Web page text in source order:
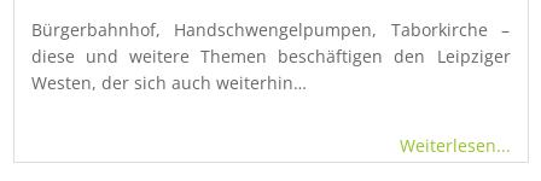
Bürgerbahnhof, Handschwengelpumpen, Taborkirche –
diese und weitere Themen beschäftigen den Leipziger
Westen, der sich auch weiterhin…
Weiterlesen...